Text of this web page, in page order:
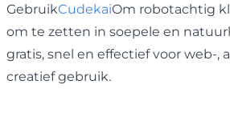
GebruikCudekaiOm robotachtig
om te zetten in soepele en
gratis, snel en effectief voor web-,
creatief gebruik.